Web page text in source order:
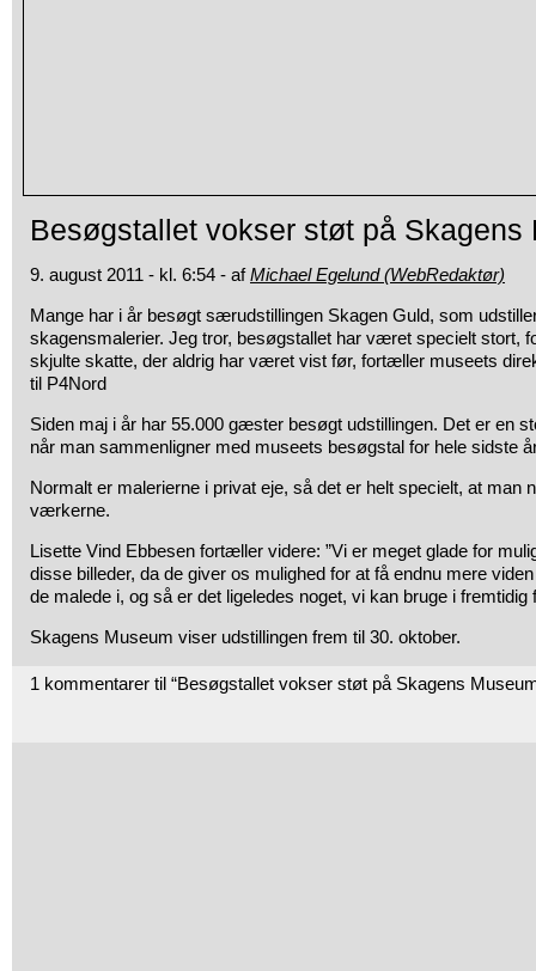
Besøgstallet vokser støt på Skagens
9. august 2011 - kl. 6:54 - afMichael Egelund (WebRedaktør)
Mange har i år besøgt særudstillingen Skagen Guld, som udstiller
skagensmalerier. Jeg tror, besøgstallet har været specielt stort,
skjulte skatte, der aldrig har været vist før, fortæller museets
til P4Nord
Siden maj i år har 55.000 gæster besøgt udstillingen. Det er en
når man sammenligner med museets besøgstal for hele sidste
Normalt er malerierne i privat eje, så det er helt specielt, at man
værkerne.
Lisette Vind Ebbesen fortæller videre: ”Vi er meget glade for
disse billeder, da de giver os mulighed for at få endnu mere
de malede i, og så er det ligeledes noget, vi kan bruge i fremtidig
Skagens Museum viser udstillingen frem til 30. oktober.
1 kommentarer til “Besøgstallet vokser støt på Skagens